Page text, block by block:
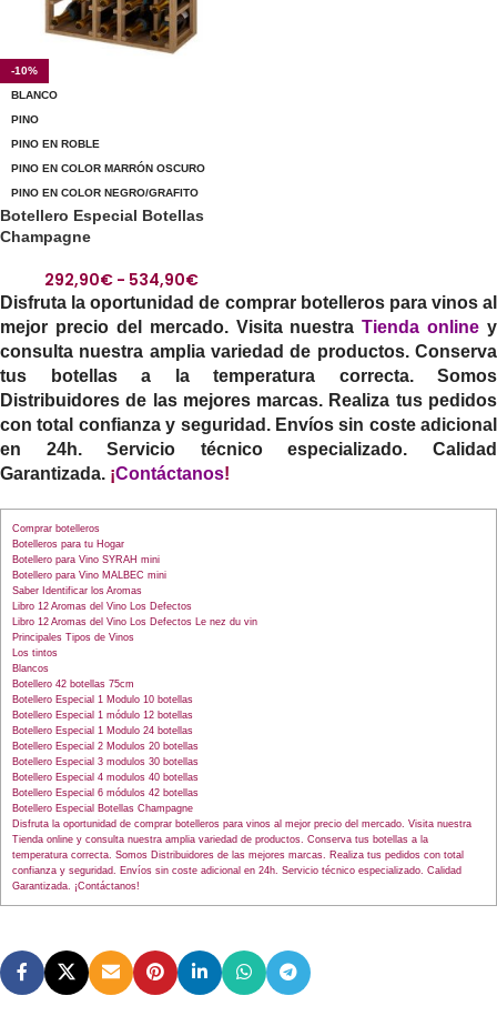
-10%
BLANCO
PINO
PINO EN ROBLE
PINO EN COLOR MARRÓN OSCURO
PINO EN COLOR NEGRO/GRAFITO
Botellero Especial Botellas
Champagne
292,90€ - 534,90€
Disfruta la oportunidad de comprar botelleros para vinos al
mejor precio del mercado. Visita nuestraTienda online y
consulta nuestra amplia variedad de productos. Conserva
tus botellas a la temperatura correcta. Somos
Distribuidores de las mejores marcas. Realiza tus pedidos
con total confianza y seguridad. Envíos sin coste adicional
en 24h. Servicio técnico especializado. Calidad
Garantizada. ¡Contáctanos!
Comprar botelleros
Botelleros para tu Hogar
Botellero para Vino SYRAH mini
Botellero para Vino MALBEC mini
Saber Identificar los Aromas
Libro 12 Aromas del Vino Los Defectos
Libro 12 Aromas del Vino Los Defectos Le nez du vin
Principales Tipos de Vinos
Los tintos
Blancos
Botellero 42 botellas 75cm
Botellero Especial 1 Modulo 10 botellas
Botellero Especial 1 módulo 12 botellas
Botellero Especial 1 Modulo 24 botellas
Botellero Especial 2 Modulos 20 botellas
Botellero Especial 3 modulos 30 botellas
Botellero Especial 4 modulos 40 botellas
Botellero Especial 6 módulos 42 botellas
Botellero Especial Botellas Champagne
Disfruta la oportunidad de comprar botelleros para vinos al mejor precio del mercado. Visita nuestra
Tienda online y consulta nuestra amplia variedad de productos. Conserva tus botellas a la
temperatura correcta. Somos Distribuidores de las mejores marcas. Realiza tus pedidos con total
confianza y seguridad. Envíos sin coste adicional en 24h. Servicio técnico especializado. Calidad
Garantizada. ¡Contáctanos!